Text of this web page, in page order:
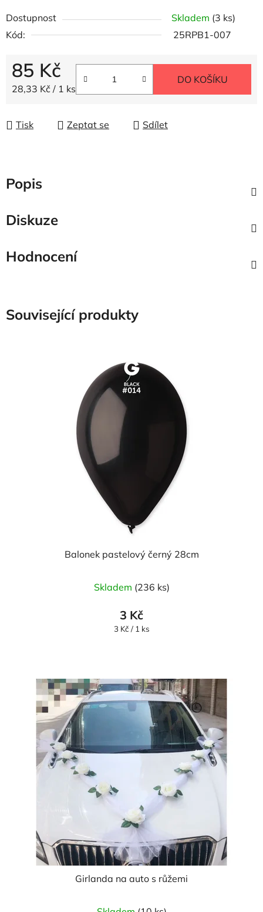
Dostupnost Skladem (3 ks)
Kód:
25RPB1-007
85 Kč
Měrná cena:
28,33 Kč / 1 ks
DO KOŠÍKU
Tisk Zeptat se Sdílet
Popis
Diskuze
Hodnocení
Související produkty
Balonek pastelový černý 28cm
Skladem (236 ks)
3 Kč
Měrná
3 Kč / 1 ks
Girlanda na auto s růžemi